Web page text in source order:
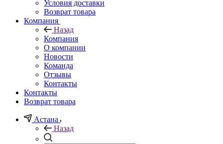
Условия доставки
Возврат товара
Компания
Назад
Компания
О компании
Новости
Команда
Отзывы
Контакты
Контакты
Возврат товара
Астана
Назад